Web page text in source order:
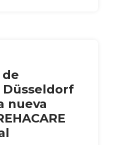
de
nueva